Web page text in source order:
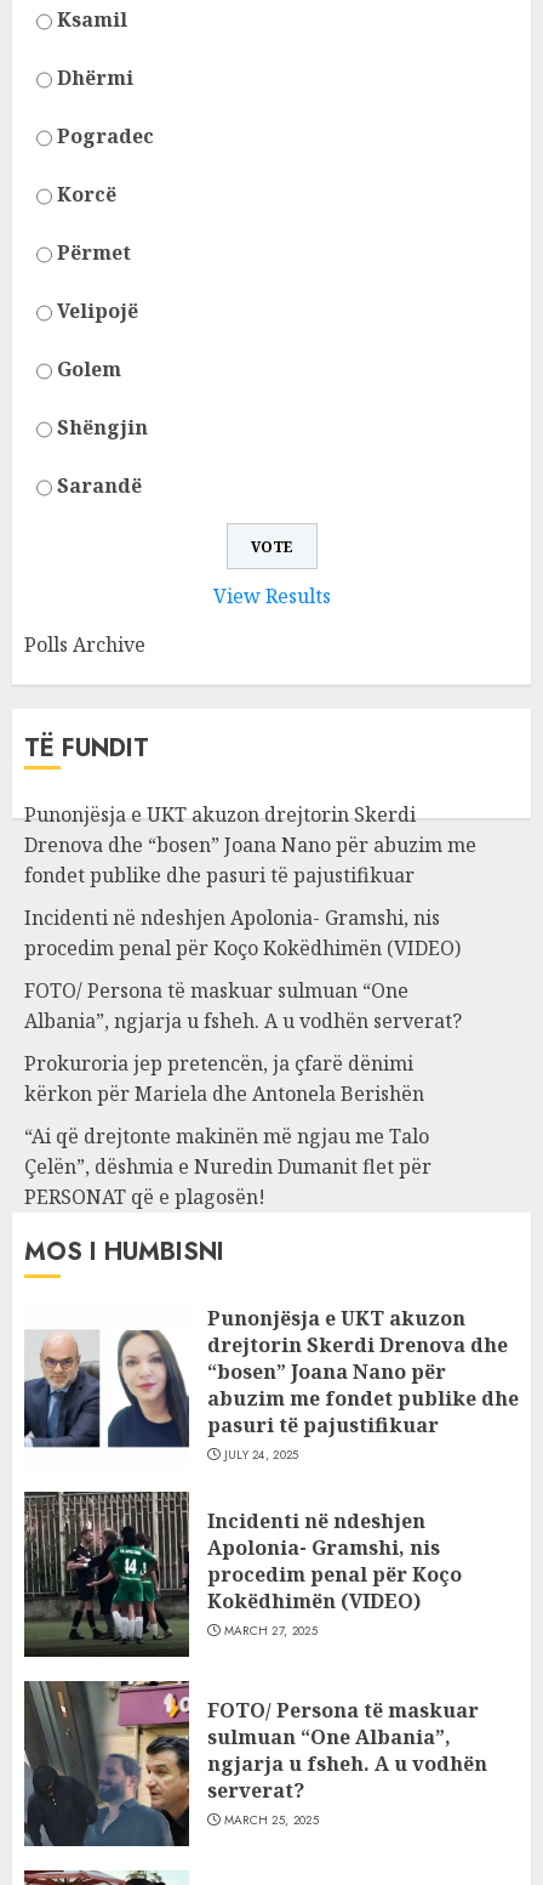
Ksamil
Dhërmi
Pogradec
Korcë
Përmet
Velipojë
Golem
Shëngjin
Sarandë
View Results
Polls Archive
TË FUNDIT
Punonjësja e UKT akuzon drejtorin Skerdi
Drenova dhe “bosen” Joana Nano për abuzim me
fondet publike dhe pasuri të pajustifikuar
Incidenti në ndeshjen Apolonia- Gramshi, nis
procedim penal për Koço Kokëdhimën (VIDEO)
FOTO/ Persona të maskuar sulmuan “One
Albania”, ngjarja u fsheh. A u vodhën serverat?
Prokuroria jep pretencën, ja çfarë dënimi
kërkon për Mariela dhe Antonela Berishën
“Ai që drejtonte makinën më ngjau me Talo
Çelën”, dëshmia e Nuredin Dumanit flet për
PERSONAT që e plagosën!
MOS I HUMBISNI
Punonjësja e UKT akuzon
drejtorin Skerdi Drenova dhe
“bosen” Joana Nano për
abuzim me fondet publike dhe
pasuri të pajustifikuar
JULY 24, 2025
Incidenti në ndeshjen
Apolonia- Gramshi, nis
procedim penal për Koço
Kokëdhimën (VIDEO)
MARCH 27, 2025
FOTO/ Persona të maskuar
sulmuan “One Albania”,
ngjarja u fsheh. A u vodhën
serverat?
MARCH 25, 2025